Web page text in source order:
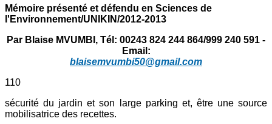
Mémoire présenté et défendu en Sciences de
l'Environnement/UNIKIN/2012-2013
Par Blaise MVUMBI, Tél: 00243 824 244 864/999 240 591 -
Email:
blaisemvumbi50@gmail.com
110
sécurité du jardin et son large parking et, être une source
mobilisatrice des recettes.